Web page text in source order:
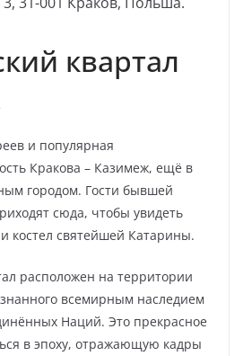
квартал
и популярная
Кракова – Казимеж, ещё в
городом. Гости бывшей
сюда, чтобы увидеть
костел святейшей Катарины.
расположен на территории
всемирным наследием
Наций. Это прекрасное
в эпоху, отражающую кадры